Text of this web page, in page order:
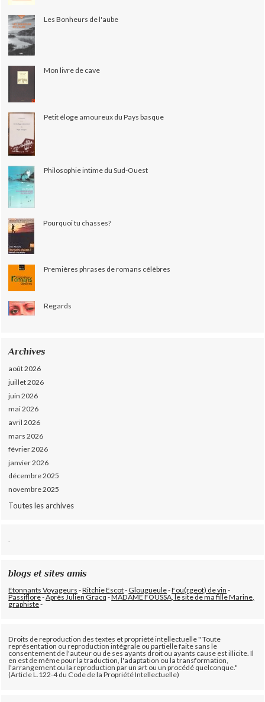
Les Bonheurs de l'aube
Mon livre de cave
Petit éloge amoureux du Pays basque
Philosophie intime du Sud-Ouest
Pourquoi tu chasses?
Premières phrases de romans célèbres
Regards
Archives
août 2026
juillet 2026
juin 2026
mai 2026
avril 2026
mars 2026
février 2026
janvier 2026
décembre 2025
novembre 2025
Toutes les archives
blogs et sites amis
Etonnants Voyageurs -Ritchie Escot-Glougueule-Fou(rgeot) de vin -
Passiflore-Après Julien Gracq-MADAME FOUSSA, le site de ma fille Marine,
graphiste-
Droits de reproduction des textes et propriété intellectuelle " Toute
représentation ou reproduction intégrale ou partielle faite sans le
consentement de l'auteur ou de ses ayants droit ou ayants cause est illicite. Il
en est de même pour la traduction, l'adaptation ou la transformation,
l'arrangement ou la reproduction par un art ou un procédé quelconque."
(Article L.122-4 du Code de la Propriété Intellectuelle)